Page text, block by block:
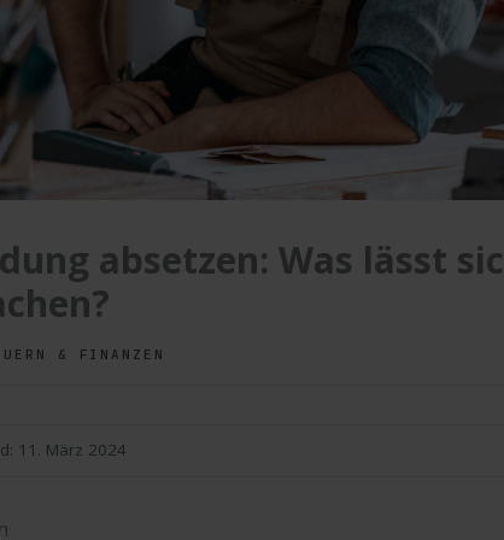
absetzen: Was lässt
& FINANZEN
11. März 2024